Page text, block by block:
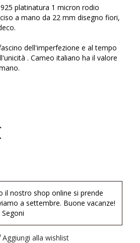
platinatura 1 micron rodio
a mano da 22 mm disegno fiori,
dell'imperfezione e al tempo
. Cameo italiano ha il valore
il nostro shop online si prende
a settembre. Buone vacanze!
Aggiungi alla wishlist